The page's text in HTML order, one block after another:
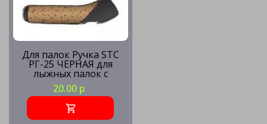
Для палок Ручка STC
РГ-25 ЧЕРНАЯ для
лыжных палок с
пробковой вставкой
(пара)
20.00 р